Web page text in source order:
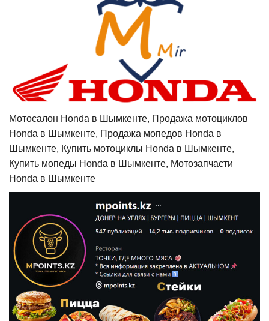
Мотосалон Honda в Шымкенте, Продажа мотоциклов
Honda в Шымкенте, Продажа мопедов Honda в
Шымкенте, Купить мотоциклы Honda в Шымкенте,
Купить мопеды Honda в Шымкенте, Мотозапчасти
Honda в Шымкенте